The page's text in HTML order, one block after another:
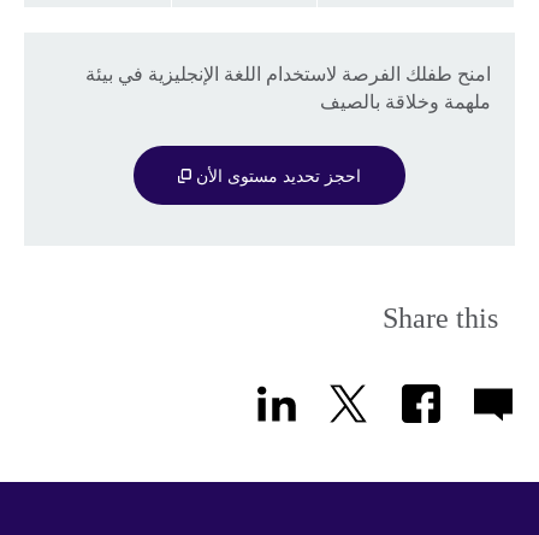
امنح طفلك الفرصة لاستخدام اللغة الإنجليزية في بيئة
ملهمة وخلاقة بالصيف
احجز تحديد مستوى الأن
Share this